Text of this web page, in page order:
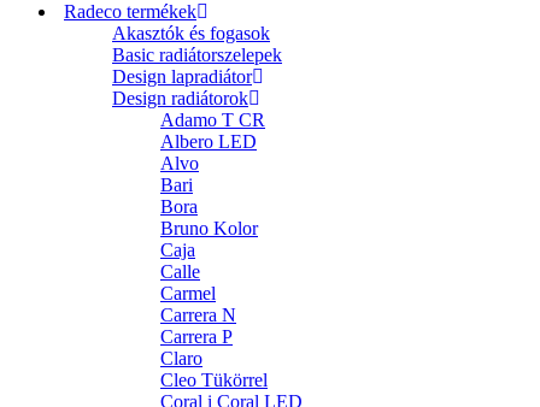
Radeco termékek
Akasztók és fogasok
Basic radiátorszelepek
Design lapradiátor
Design radiátorok
Adamo T CR
Albero LED
Alvo
Bari
Bora
Bruno Kolor
Caja
Calle
Carmel
Carrera N
Carrera P
Claro
Cleo Tükörrel
Coral i Coral LED